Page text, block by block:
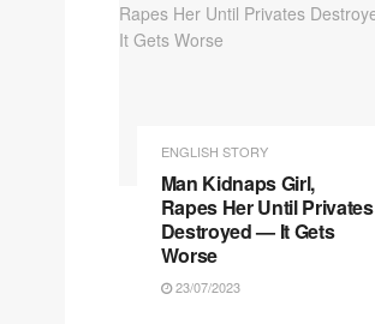
ENGLISH STORY
Man Kidnaps Girl,
Rapes Her Until Privates
Destroyed — It Gets
Worse
23/07/2023